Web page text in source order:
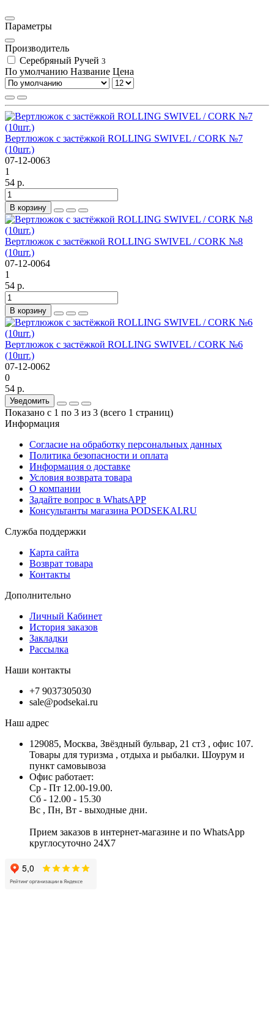
Параметры
Производитель
Серебряный Ручей 3
По умолчанию Название Цена
Вертлюжок с застёжкой ROLLING SWIVEL / CORK №7
(10шт.)
07-12-0063
1
54 р.
В корзину
Вертлюжок с застёжкой ROLLING SWIVEL / CORK №8
(10шт.)
07-12-0064
1
54 р.
В корзину
Вертлюжок с застёжкой ROLLING SWIVEL / CORK №6
(10шт.)
07-12-0062
0
54 р.
Уведомить
Показано с 1 по 3 из 3 (всего 1 страниц)
Информация
Согласие на обработку персональных данных
Политика безопасности и оплата
Информация о доставке
Условия возврата товара
О компании
Задайте вопрос в WhatsAPP
Консультанты магазина PODSEKAI.RU
Служба поддержки
Карта сайта
Возврат товара
Контакты
Дополнительно
Личный Кабинет
История заказов
Закладки
Рассылка
Наши контакты
+7 9037305030
sale@podsekai.ru
Наш адрес
129085, Москва, Звёздный бульвар, 21 ст3 , офис 107.
Товары для туризма , отдыха и рыбалки. Шоурум и
пункт самовывоза
Офис работает:
Ср - Пт 12.00-19.00.
Сб - 12.00 - 15.30
Вс , Пн, Вт - выходные дни.
Прием заказов в интернет-магазине и по WhatsApp
круглосуточно 24X7